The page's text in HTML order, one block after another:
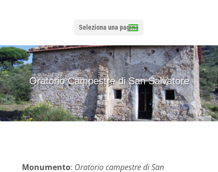
Seleziona una pagina
Oratorio Campestre di San Salvatore
Monumento: Oratorio campestre di San